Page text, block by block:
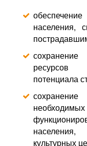
населения,
ресурсов
потенциала
культурных